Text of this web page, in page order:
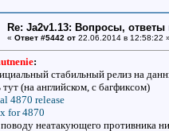
Re: Ja2v1.13: Вопросы,
« Ответ #5442 от 22.06.2014 в 12:58:22
:
стабильный релиз на
тут (на английском, с багфиксом)
4870 release
for 4870
неатакующего противника